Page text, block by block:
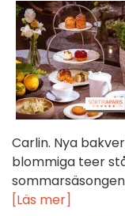
Carlin. Nya
blommiga teer
[Läs mer]